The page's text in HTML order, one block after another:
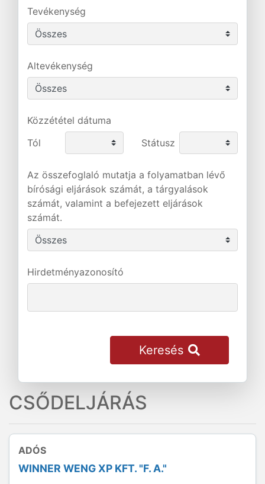
Tevékenység
Altevékenység
Közzététel dátuma
Tól
Státusz
Az összefoglaló mutatja a folyamatban lévő
bírósági eljárások számát, a tárgyalások
számát, valamint a befejezett eljárások
számát.
Hirdetményazonosító
Keresés
CSŐDELJÁRÁS
ADÓS
WINNER WENG XP KFT. "F. A."